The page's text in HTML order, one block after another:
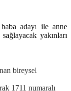
adayı ile anne
yakınları
bireysel
1711 numaralı